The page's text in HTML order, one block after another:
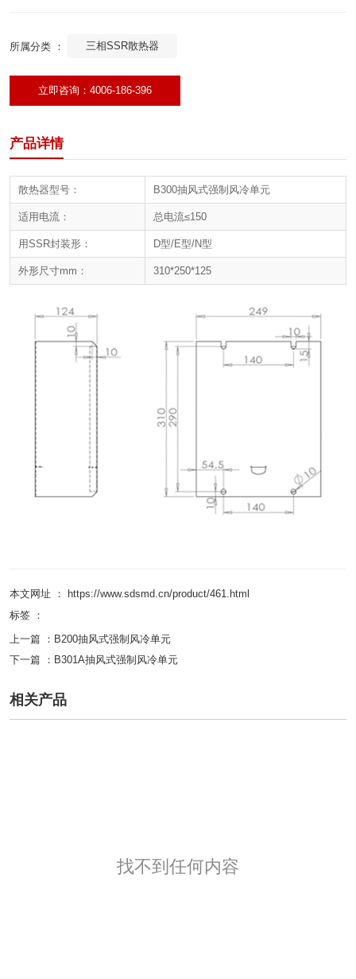
所属分类 ： 三相SSR散热器
立即咨询：4006-186-396
产品详情
散热器型号： B300抽风式强制风冷单元
适用电流： 总电流≤150
用SSR封装形： D型/E型/N型
外形尺寸mm： 310*250*125
本文网址 ： https://www.sdsmd.cn/product/461.html
标签 ：
上一篇 ： B200抽风式强制风冷单元
下一篇 ： B301A抽风式强制风冷单元
相关产品
找不到任何内容